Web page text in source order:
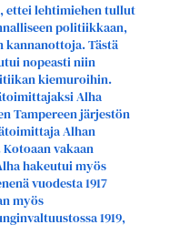
ettei lehtimiehen tullut
politiikkaan,
Tästä
nopeasti niin
kiemuroihin.
Alha
Tampereen järjestön
Alhan
vakaan
hakeutui myös
vuodesta 1917
myös
1919,